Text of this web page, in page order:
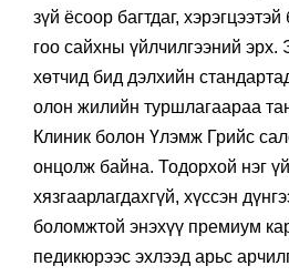
зүй ёсоор багтдаг,
гоо сайхны үйлчилгээний эрх.
хөтчид бид дэлхийн
олон жилийн туршлагаараа
Клиник болон Үлэмж Грийс
онцолж байна. Тодорхой нэг
хязгаарлагдахгүй, хүссэн
боломжтой энэхүү премиум
педикюрээс эхлээд арьс